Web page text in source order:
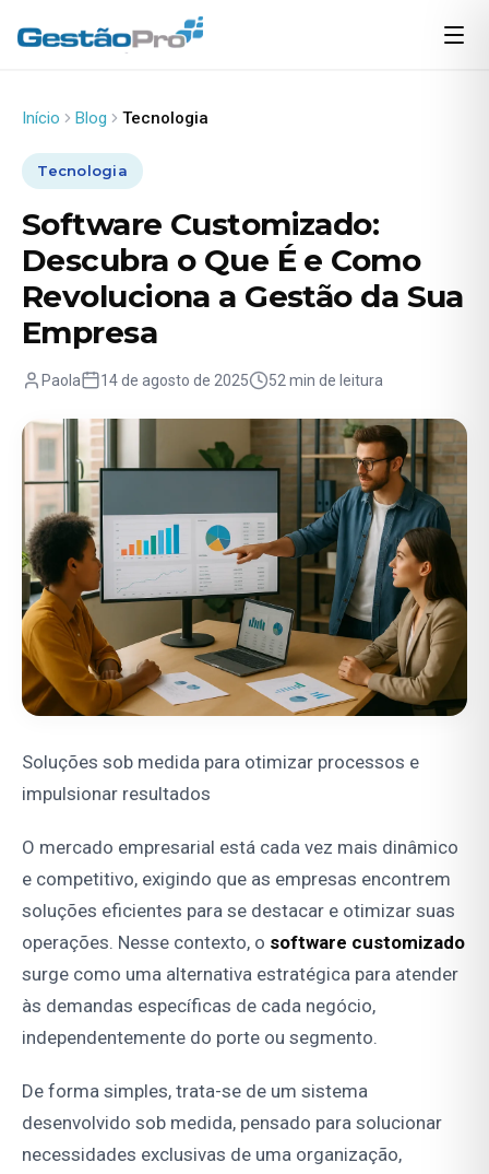
Início Blog Tecnologia
Tecnologia
Software Customizado:
Descubra o Que É e Como
Revoluciona a Gestão da Sua
Empresa
Paola 14 de agosto de 2025 52 min de leitura
Soluções sob medida para otimizar processos e
impulsionar resultados
O mercado empresarial está cada vez mais dinâmico
e competitivo, exigindo que as empresas encontrem
soluções eficientes para se destacar e otimizar suas
operações. Nesse contexto, o software customizado
surge como uma alternativa estratégica para atender
às demandas específicas de cada negócio,
independentemente do porte ou segmento.
De forma simples, trata-se de um sistema
desenvolvido sob medida, pensado para solucionar
necessidades exclusivas de uma organização,